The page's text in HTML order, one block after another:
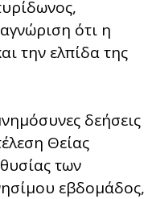
ότι η
την ελπίδα της
δεήσεις
Θείας
των
εβδομάδος,